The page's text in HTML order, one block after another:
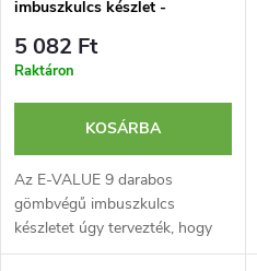
imbuszkulcs készlet -
5 082 Ft
Raktáron
KOSÁRBA
Az E-VALUE 9 darabos
gömbvégű imbuszkulcs
készletet úgy tervezték, hogy
szűk helyeken és különböző